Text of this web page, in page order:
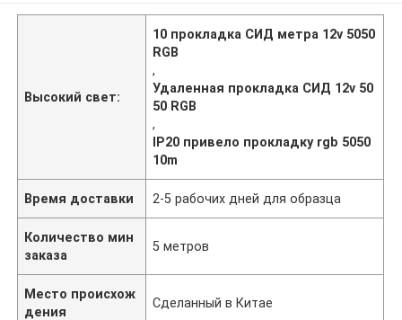
Высокий свет:
10 прокладка СИД метра 12v 5050
RGB
,
Удаленная прокладка СИД 12v 50
50 RGB
,
IP20 привело прокладку rgb 5050
10m
Время доставки 2-5 рабочих дней для образца
Количество мин
заказа
5 метров
Место происхож
дения
Сделанный в Китае